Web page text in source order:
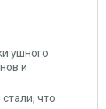
ушного
и
что